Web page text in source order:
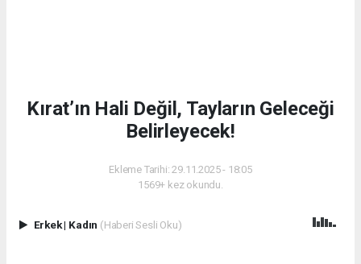
Kırat’ın Hali Değil, Tayların Geleceği
Belirleyecek!
Ekleme Tarihi: 29.11.2025 - 18:05
1569+ kez okundu.
Erkek| Kadın (Haberi Sesli Oku)